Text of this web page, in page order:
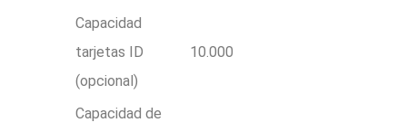
Capacidad
tarjetas ID
(opcional)
10.000
Capacidad de